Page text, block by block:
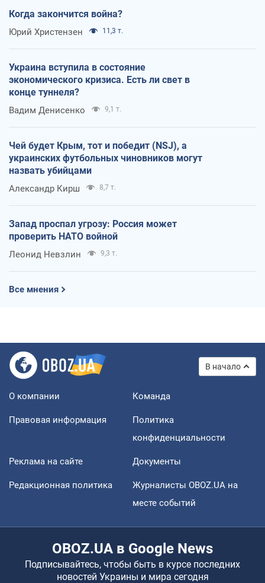
Когда закончится война?
Юрий Христензен 11,3 т.
Украина вступила в состояние
экономического кризиса. Есть ли свет в
конце туннеля?
Вадим Денисенко 9,1 т.
Чей будет Крым, тот и победит (NSJ), а
украинских футбольных чиновников могут
назвать убийцами
Александр Кирш 8,7 т.
Запад проспал угрозу: Россия может
проверить НАТО войной
Леонид Невзлин 9,3 т.
Все мнения
В начало
О компании Команда
Правовая информация
Политика
конфиденциальности
Реклама на сайте Документы
Редакционная политика
Журналисты OBOZ.UA на
месте событий
OBOZ.UA в Google News
Подписывайтесь, чтобы быть в курсе последних
новостей Украины и мира сегодня